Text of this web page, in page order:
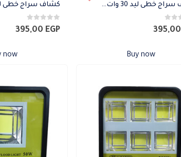
كشاف سراج خطى ليد 30 وات إضاءة وورم
395,00
Buy now
0من 5 395,00 EGP
now